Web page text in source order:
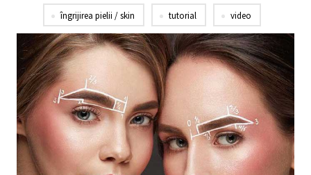
îngrijirea pielii / skin tutorial video